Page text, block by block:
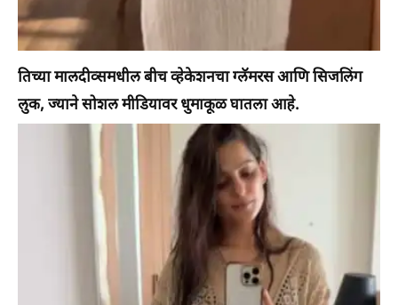
तिच्या मालदीव्समधील बीच व्हेकेशनचा ग्लॅमरस आणि सिजलिंग
लुक, ज्याने सोशल मीडियावर धुमाकूळ घातला आहे.